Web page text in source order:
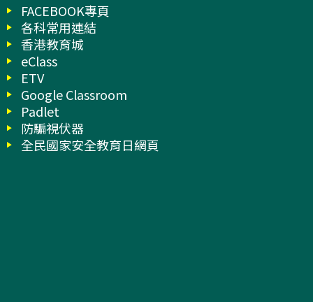
FACEBOOK專頁
各科常用連結
香港教育城
eClass
ETV
Google Classroom
Padlet
防騙視伏器
全民國家安全教育日網頁